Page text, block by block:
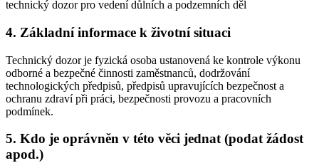
technický dozor pro vedení důlních a podzemních děl
4. Základní informace k životní situaci
Technický dozor je fyzická osoba ustanovená ke kontrole výkonu
odborné a bezpečné činnosti zaměstnanců, dodržování
technologických předpisů, předpisů upravujících bezpečnost a
ochranu zdraví při práci, bezpečnosti provozu a pracovních
podmínek.
5. Kdo je oprávněn v této věci jednat (podat žádost
apod.)